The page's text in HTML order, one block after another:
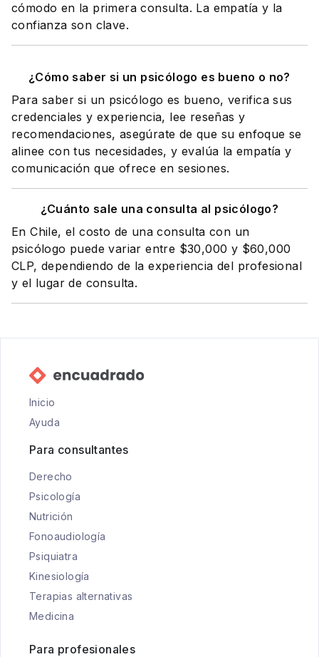
cómodo en la primera consulta. La empatía y la
confianza son clave.
¿Cómo saber si un psicólogo es bueno o no?
Para saber si un psicólogo es bueno, verifica sus
credenciales y experiencia, lee reseñas y
recomendaciones, asegúrate de que su enfoque se
alinee con tus necesidades, y evalúa la empatía y
comunicación que ofrece en sesiones.
¿Cuánto sale una consulta al psicólogo?
En Chile, el costo de una consulta con un
psicólogo puede variar entre $30,000 y $60,000
CLP, dependiendo de la experiencia del profesional
y el lugar de consulta.
Inicio
Ayuda
Para consultantes
Derecho
Psicología
Nutrición
Fonoaudiología
Psiquiatra
Kinesiología
Terapias alternativas
Medicina
Para profesionales